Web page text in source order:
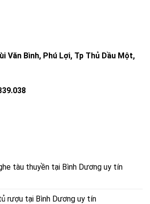
Văn Bình, Phú Lợi, Tp Thủ Dầu Một,
tàu thuyền tại Bình Dương uy tín
rượu tại Bình Dương uy tín